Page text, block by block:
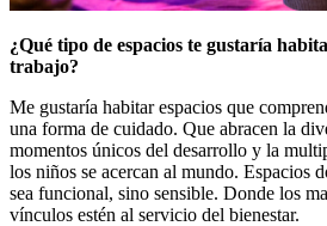
¿Qué tipo de espacios te gustaría
trabajo?
Me gustaría habitar espacios que
una forma de cuidado. Que abracen la
momentos únicos del desarrollo y la
los niños se acercan al mundo. Espacios
sea funcional, sino sensible. Donde los
vínculos estén al servicio del bienestar.